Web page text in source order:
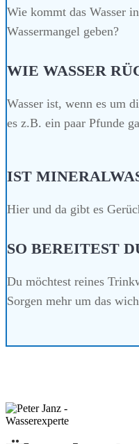
Wie kommt das Wasser
Wassermangel geben?
WIE WASSER
Wasser ist, wenn es um
es z.B. ein paar Pfunde
IST
Hier und da gibt es
SO BEREITEST
Du möchtest reines
Sorgen mehr um das